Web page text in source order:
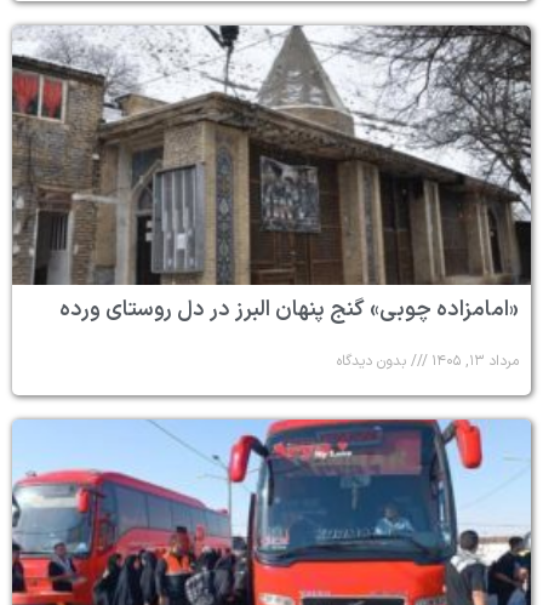
«امامزاده چوبی» گنج پنهان البرز در دل روستای ورده
مرداد ۱۳, ۱۴۰۵ بدون دیدگاه